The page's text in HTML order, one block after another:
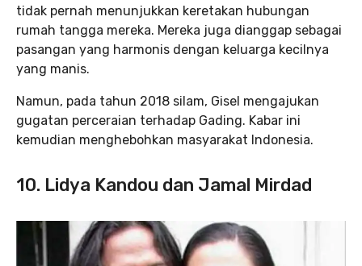
tidak pernah menunjukkan keretakan hubungan
rumah tangga mereka. Mereka juga dianggap sebagai
pasangan yang harmonis dengan keluarga kecilnya
yang manis.
Namun, pada tahun 2018 silam, Gisel mengajukan
gugatan perceraian terhadap Gading. Kabar ini
kemudian menghebohkan masyarakat Indonesia.
10. Lidya Kandou dan Jamal Mirdad